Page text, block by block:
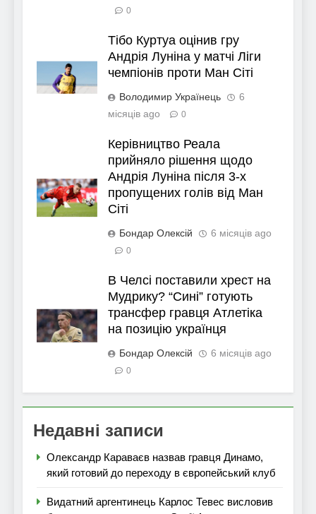
0
Тібо Куртуа оцінив гру
Андрія Луніна у матчі Ліги
чемпіонів проти Ман Сіті
Володимир Українець
6
місяців ago
0
Керівництво Реала
прийняло рішення щодо
Андрія Луніна після 3-х
пропущених голів від Ман
Сіті
Бондар Олексій 6 місяців ago
0
В Челсі поставили хрест на
Мудрику? “Сині” готують
трансфер гравця Атлетіка
на позицію українця
Бондар Олексій 6 місяців ago
0
Недавні записи
Олександр Караваєв назвав гравця Динамо,
який готовий до переходу в європейський клуб
Видатний аргентинець Карлос Тевес висловив